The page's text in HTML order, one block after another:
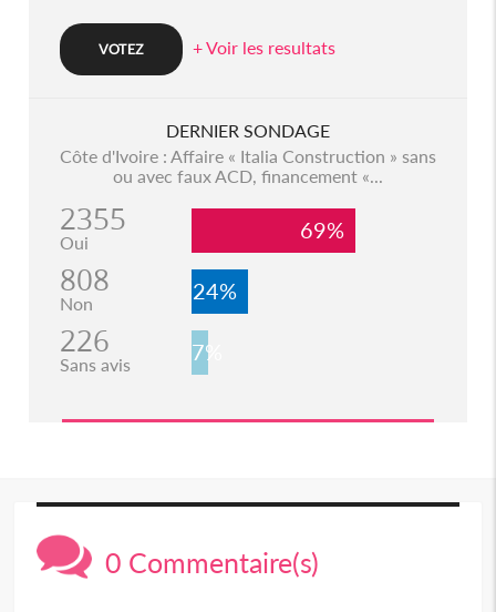
+ Voir les resultats
DERNIER SONDAGE
Côte d'Ivoire : Affaire « Italia Construction » sans
ou avec faux ACD, financement «...
2355
Oui 69%
808
Non 24%
226
Sans avis 7%
0 Commentaire(s)